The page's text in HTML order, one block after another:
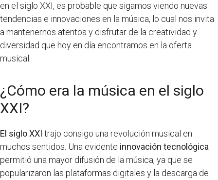
en el siglo XXI, es probable que sigamos viendo nuevas
tendencias e innovaciones en la música, lo cual nos invita
a mantenernos atentos y disfrutar de la creatividad y
diversidad que hoy en día encontramos en la oferta
musical.
¿Cómo era la música en el siglo
XXI?
El siglo XXI trajo consigo una revolución musical en
muchos sentidos. Una evidente innovación tecnológica
permitió una mayor difusión de la música, ya que se
popularizaron las plataformas digitales y la descarga de